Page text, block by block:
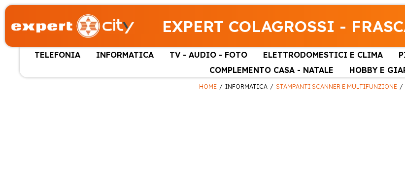
EXPERT COLAGROSSI -
TELEFONIA INFORMATICA TV - AUDIO - FOTO ELETTRODOMESTICI E CLIMA
COMPLEMENTO CASA - NATALE
HOBBY E
HOME INFORMATICA STAMPANTI SCANNER E MULTIFUNZIONE